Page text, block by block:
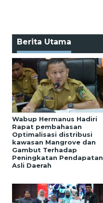
Berita Utama
Wabup Hermanus Hadiri
Rapat pembahasan
Optimalisasi distribusi
kawasan Mangrove dan
Gambut Terhadap
Peningkatan Pendapatan
Asli Daerah